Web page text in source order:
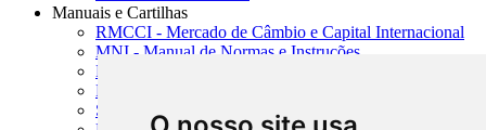
Manuais e Cartilhas
RMCCI - Mercado de Câmbio e Capital Internacional
MNI - Manual de Normas e Instruções
MTVM - Manual de Títulos e Valores Mobiliários
MCR - Manual de Crédito Rural
SISORF - Manual de Organização do SFN